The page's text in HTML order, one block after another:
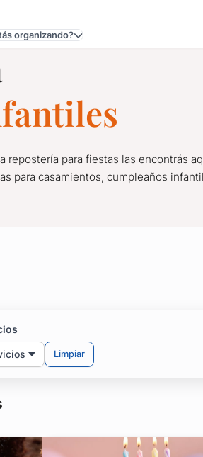
organizando?
para fiestas las encontrás
para casamientos, cumpleaños
Limpiar
en
repostería para fiestas las